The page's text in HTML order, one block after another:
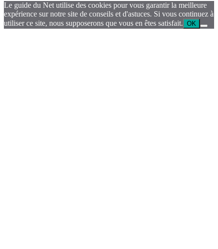
Le guide du Net utilise des cookies pour vous garantir la meilleure
expérience sur notre site de conseils et d'astuces. Si vous continuez à
utiliser ce site, nous supposerons que vous en êtes satisfait. OK